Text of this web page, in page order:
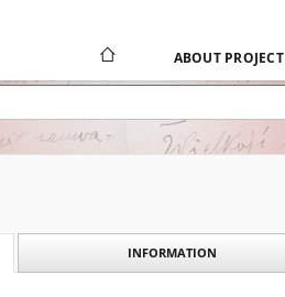
ABOUT PROJECT
INFORMATION